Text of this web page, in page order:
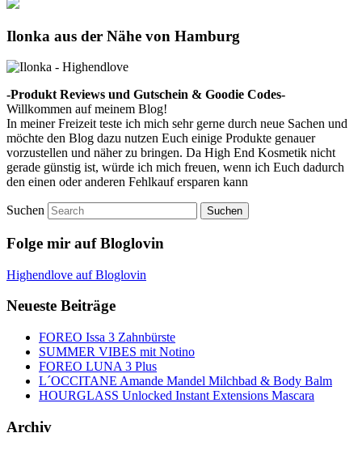
Ilonka aus der Nähe von Hamburg
-Produkt Reviews und Gutschein & Goodie Codes-
Willkommen auf meinem Blog!
In meiner Freizeit teste ich mich sehr gerne durch neue Sachen und
möchte den Blog dazu nutzen Euch einige Produkte genauer
vorzustellen und näher zu bringen. Da High End Kosmetik nicht
gerade günstig ist, würde ich mich freuen, wenn ich Euch dadurch
den einen oder anderen Fehlkauf ersparen kann
Suchen
Folge mir auf Bloglovin
Highendlove auf Bloglovin
Neueste Beiträge
FOREO Issa 3 Zahnbürste
SUMMER VIBES mit Notino
FOREO LUNA 3 Plus
L´OCCITANE Amande Mandel Milchbad & Body Balm
HOURGLASS Unlocked Instant Extensions Mascara
Archiv